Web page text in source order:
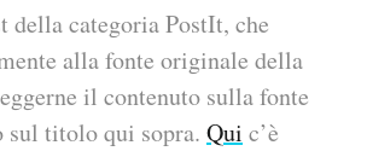
Altrecose
Mondiali calcio 2026
della categoria PostIt, che
alla fonte originale della
il contenuto sulla fonte
sul titolo qui sopra. Qui c’è